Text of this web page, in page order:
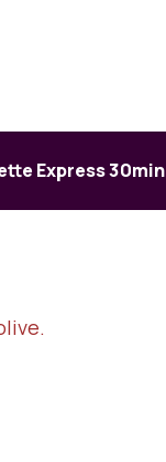
Express 30min